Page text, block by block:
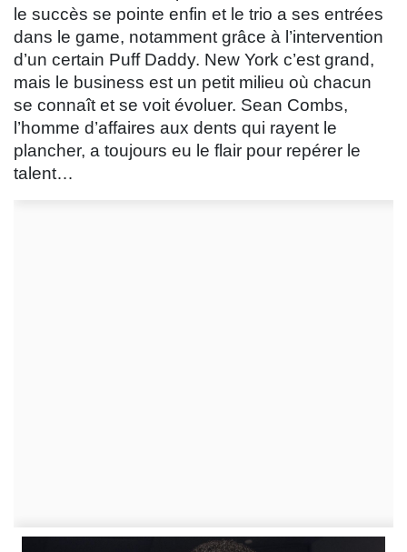
le succès se pointe enfin et le trio a ses entrées
dans le game, notamment grâce à l’intervention
d’un certain Puff Daddy. New York c’est grand,
mais le business est un petit milieu où chacun
se connaît et se voit évoluer. Sean Combs,
l’homme d’affaires aux dents qui rayent le
plancher, a toujours eu le flair pour repérer le
talent…